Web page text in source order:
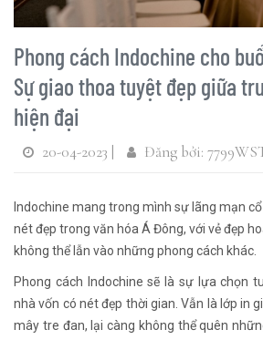
Phong cách Indochine cho
Sự giao thoa tuyệt đẹp giữa
hiện đại
20-04-2023 | Đăng bởi:
Indochine mang trong mình sự lãng mạn
nét đẹp trong văn hóa Á Đông, với vẻ đẹp
không thể lẫn vào những phong cách khác.
Phong cách Indochine sẽ là sự lựa chọn
nhà vốn có nét đẹp thời gian. Vẫn là lớp in
mây tre đan, lại càng không thể quên